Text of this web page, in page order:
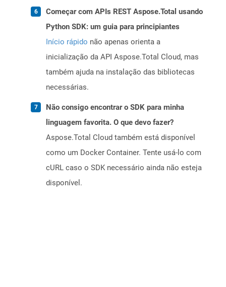
Começar com APIs REST Aspose.Total usando
Python SDK: um guia para principiantes
Início rápido não apenas orienta a
inicialização da API Aspose.Total Cloud, mas
também ajuda na instalação das bibliotecas
necessárias.
Não consigo encontrar o SDK para minha
linguagem favorita. O que devo fazer?
Aspose.Total Cloud também está disponível
como um Docker Container. Tente usá-lo com
cURL caso o SDK necessário ainda não esteja
disponível.